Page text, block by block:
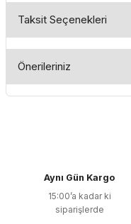
Taksit Seçenekleri
Önerileriniz
Ürün resmi kalitesiz,
Ürün açıklamasında
Ürün bilgilerinde
Aynı Gün Kargo
15:00’a kadar ki
siparişlerde